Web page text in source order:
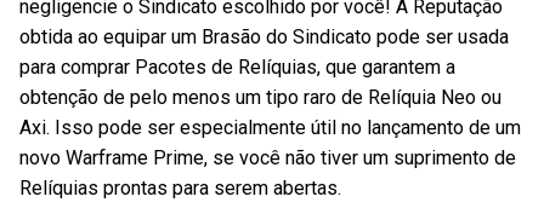
negligencie o Sindicato escolhido por você! A Reputação
obtida ao equipar um Brasão do Sindicato pode ser usada
para comprar Pacotes de Relíquias, que garantem a
obtenção de pelo menos um tipo raro de Relíquia Neo ou
Axi. Isso pode ser especialmente útil no lançamento de um
novo Warframe Prime, se você não tiver um suprimento de
Relíquias prontas para serem abertas.